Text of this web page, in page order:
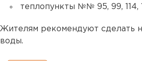
теплопункты №№ 95, 99, 114,
Жителям рекомендуют сделать
воды.